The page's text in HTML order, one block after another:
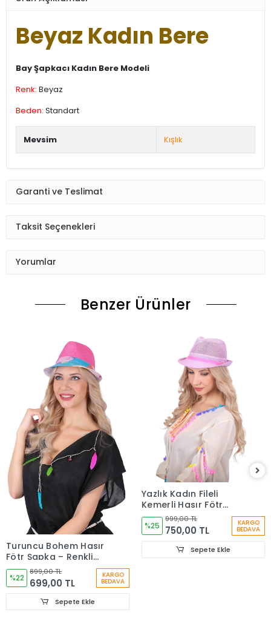
Beyaz Kadın Bere
Bay Şapkacı Kadın Bere Modeli
Renk: Beyaz
Beden: Standart
Mevsim Kışlık
Garanti ve Teslimat
Taksit Seçenekleri
Yorumlar
Benzer Ürünler
Turuncu Bohem Hasır
Fötr Şapka – Renkli
Etnik Şeritli Yazlık
Kadın Şapkası 6261
%22
899,00 TL
699,00 TL
KARGO
BEDAVA
Sepete Ekle
Yazlık Kadın Fileli
Kemerli Hasır Fötr
Şapka 6223
%25
999,00 TL
750,00 TL
KARGO
BEDAVA
Sepete Ekle